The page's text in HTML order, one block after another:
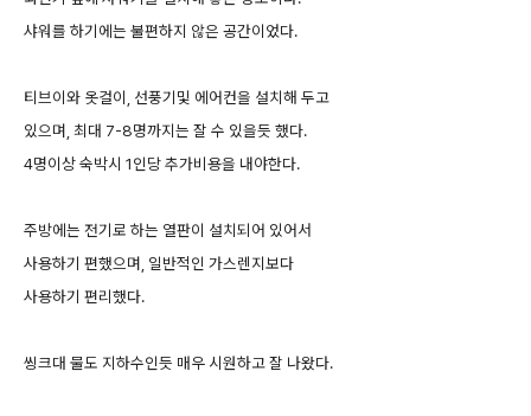
샤워를 하기에는 불편하지 않은 공간이었다.
티브이와 옷걸이, 선풍기및 에어컨을 설치해 두고
있으며, 최대 7-8명까지는 잘 수 있을듯 했다.
4명이상 숙박시 1인당 추가비용을 내야한다.
주방에는 전기로 하는 열판이 설치되어 있어서
사용하기 편했으며, 일반적인 가스렌지보다
사용하기 편리했다.
씽크대 물도 지하수인듯 매우 시원하고 잘 나왔다.